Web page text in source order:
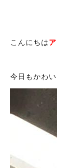
こんにちは
今日もかわ